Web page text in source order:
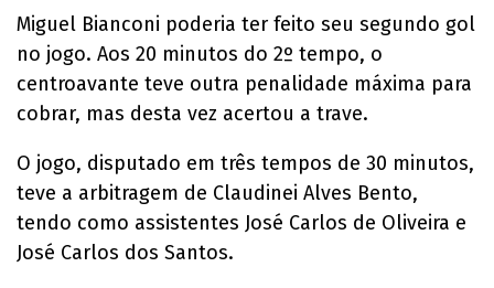
Miguel Bianconi poderia ter feito seu segundo gol
no jogo. Aos 20 minutos do 2º tempo, o
centroavante teve outra penalidade máxima para
cobrar, mas desta vez acertou a trave.
O jogo, disputado em três tempos de 30 minutos,
teve a arbitragem de Claudinei Alves Bento,
tendo como assistentes José Carlos de Oliveira e
José Carlos dos Santos.